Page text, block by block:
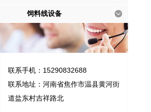
饲料线设备
联系手机：15290832688
联系地址：河南省焦作市温县黄河街
道盐东村吉祥路北